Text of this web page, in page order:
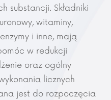
substancji. Składniki
witaminy,
i inne, mają
w redukcji
oraz ogólny
licznych
jest do rozpoczęcia